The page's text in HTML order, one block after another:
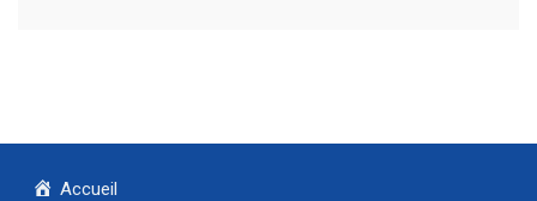
Accueil